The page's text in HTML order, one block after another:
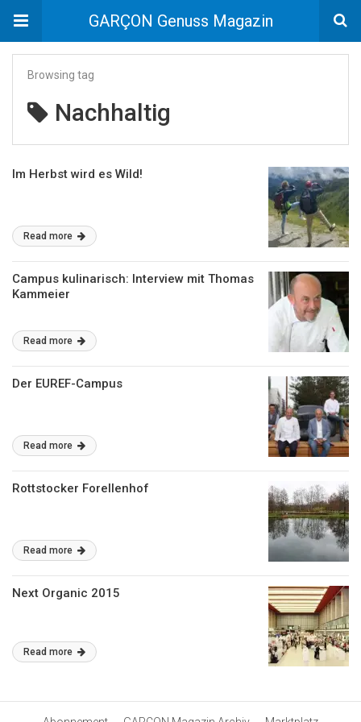
GARÇON Genuss Magazin
Browsing tag
Nachhaltig
Im Herbst wird es Wild!
Read more
Campus kulinarisch: Interview mit Thomas
Kammeier
Read more
Der EUREF-Campus
Read more
Rottstocker Forellenhof
Read more
Next Organic 2015
Read more